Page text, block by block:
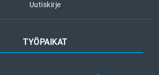
Uutiskirje
TYÖPAIKAT